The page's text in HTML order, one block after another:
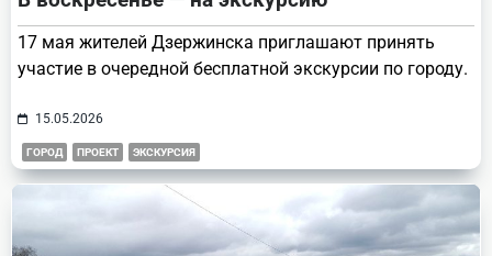
17 мая жителей Дзержинска приглашают принять
участие в очередной бесплатной экскурсии по городу.
15.05.2026
ГОРОД ПРОЕКТ ЭКСКУРСИЯ